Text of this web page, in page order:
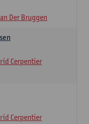
Der Bruggen
Cerpentier
Cerpentier